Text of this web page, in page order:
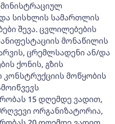
სისხლის სამართლის
შევა. ცვლილებების
მონაწილის
ცრემლსადენი ან/და
ქონის, გზის
მოწყობის
15 დღემდე ვადით,
ორგანიზატორია,